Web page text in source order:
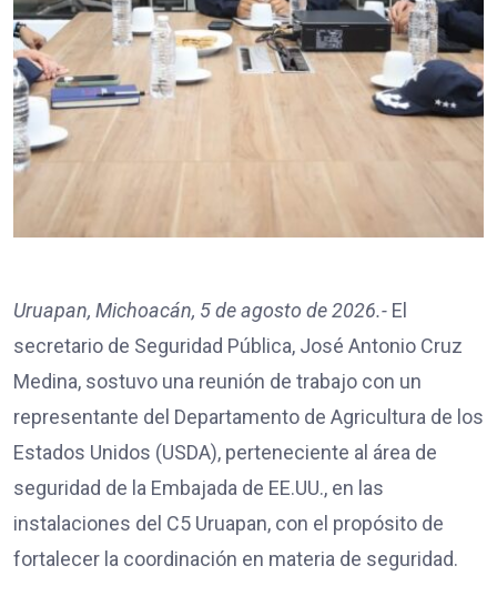
Uruapan, Michoacán, 5 de agosto de 2026.- El
secretario de Seguridad Pública, José Antonio Cruz
Medina, sostuvo una reunión de trabajo con un
representante del Departamento de Agricultura de los
Estados Unidos (USDA), perteneciente al área de
seguridad de la Embajada de EE.UU., en las
instalaciones del C5 Uruapan, con el propósito de
fortalecer la coordinación en materia de seguridad.